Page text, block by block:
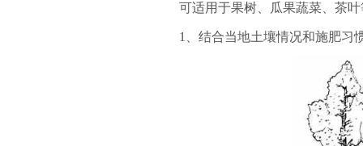
可适用于果树、瓜果蔬菜、茶
1、结合当地土壤情况和施肥习